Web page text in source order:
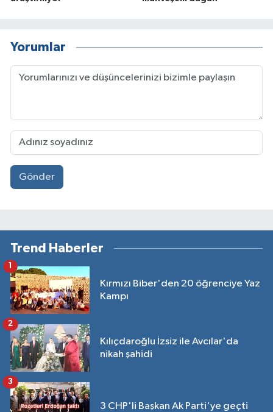
Yorumlar
Gönder
Trend Haberler
Kırmızı Biber'den 20 öğrenciye Yaz
Kampı
Kılıçdaroğlu İzsiz ile Avcılar'da
nikah şahidi
2
3 CHP'li Başkan Ak Parti'ye geçti
3